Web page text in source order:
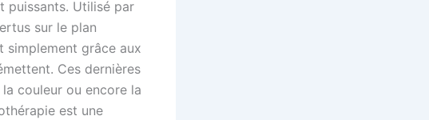
puissants. Utilisé par
sur le plan
simplement grâce aux
Ces dernières
couleur ou encore la
est une